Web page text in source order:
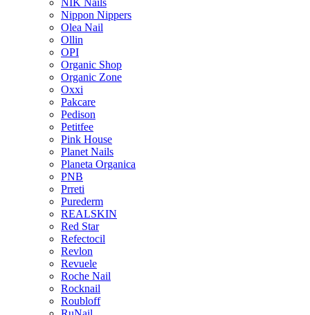
NIK Nails
Nippon Nippers
Olea Nail
Ollin
OPI
Organic Shop
Organic Zone
Oxxi
Pakcare
Pedison
Petitfee
Pink House
Planet Nails
Planeta Organica
PNB
Prreti
Purederm
REALSKIN
Red Star
Refectocil
Revlon
Revuele
Roche Nail
Rocknail
Roubloff